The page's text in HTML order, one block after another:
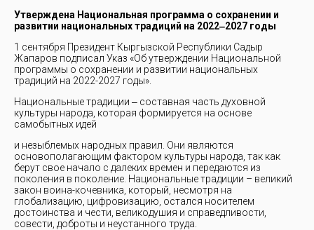
Утверждена Национальная программа о сохранении и
развитии национальных традиций на 2022‒2027 годы
1 сентября Президент Кыргызской Республики Садыр
Жапаров подписал Указ «Об утверждении Национальной
программы о сохранении и развитии национальных
традиций на 2022-2027 годы».
Национальные традиции ‒ составная часть духовной
культуры народа, которая формируется на основе
самобытных идей
и незыблемых народных правил. Они являются
основополагающим фактором культуры народа, так как
берут свое начало с далеких времен и передаются из
поколения в поколение. Национальные традиции – великий
закон воина-кочевника, который, несмотря на
глобализацию, цифровизацию, остался носителем
достоинства и чести, великодушия и справедливости,
совести, доброты и неустанного труда.